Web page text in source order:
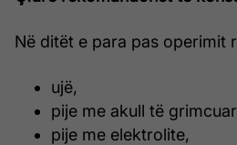
Në ditët e para pas operimit
ujë,
pije me akull të
pije me elektrolite,